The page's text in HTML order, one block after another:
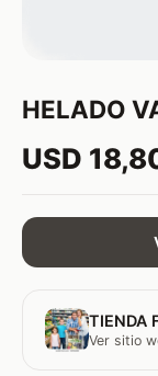
HELADO
USD
TIENDA
Ver sitio